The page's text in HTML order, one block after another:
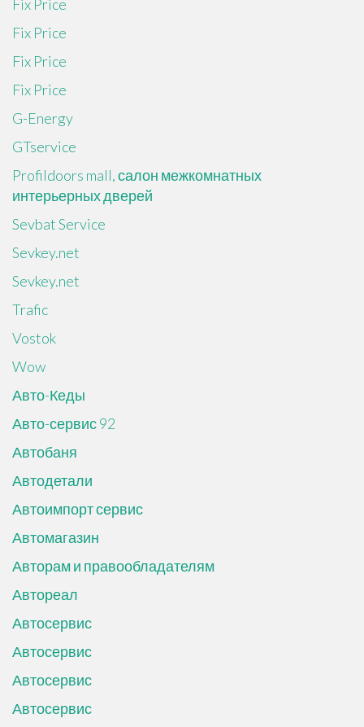
Fix Price
Fix Price
Fix Price
Fix Price
G-Energy
GTservice
Profildoors mall, салон межкомнатных
интерьерных дверей
Sevbat Service
Sevkey.net
Sevkey.net
Trafic
Vostok
Wow
Авто-Кеды
Авто-сервис 92
Автобаня
Автодетали
Автоимпорт сервис
Автомагазин
Авторам и правообладателям
Автореал
Автосервис
Автосервис
Автосервис
Автосервис